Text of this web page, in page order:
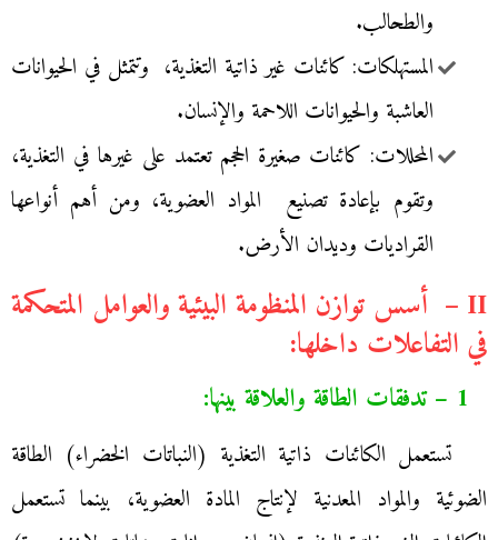
والطحالب.
المستهلكات: كائنات غير ذاتية التغذية، وتتمثل في الحيوانات
العاشبة والحيوانات اللاحمة والإنسان.
المحللات: كائنات صغيرة الحجم تعتمد على غيرها في التغذية،
وتقوم بإعادة تصنيع المواد العضوية، ومن أهم أنواعها
القراديات وديدان الأرض.
II – أسس توازن المنظومة البيئية والعوامل المتحكمة
في التفاعلات داخلها:
1 – تدفقات الطاقة والعلاقة بينها:
تستعمل الكائنات ذاتية التغذية (النباتات الخضراء) الطاقة
الضوئية والمواد المعدنية لإنتاج المادة العضوية، بينما تستعمل